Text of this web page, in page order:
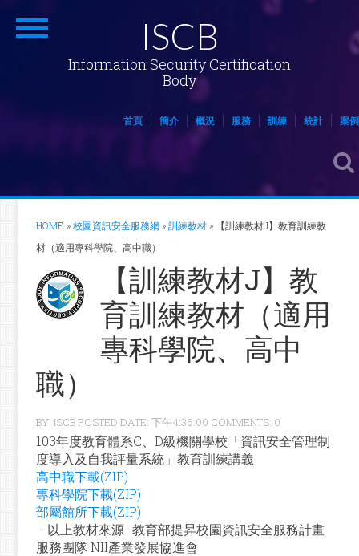
ISCB
Information Security Certification
Body
首頁 簡介 概況 服務 訓練 統計 案例
HOME »校園資訊安全服務網»訓練教材»
【訓練教材J】教育訓練教
材（適用專科學院、高中職）
【訓練教材J】教
育訓練教材（適用
專科學院、高中
職）
BY: ISCB POSTED DATE: 下午4:36:00 COMMENTS: 0
103年度教育體系C、D級機關學校「資訊安全管理制
度導入及自我評量系統」教育訓練講義
高中職下載(ZIP)
專科學院下載(ZIP)
部屬館所下載(ZIP)
- 以上教材來源- 教育部提昇校園資訊安全服務計畫
服務團隊 NII產業發展協進會